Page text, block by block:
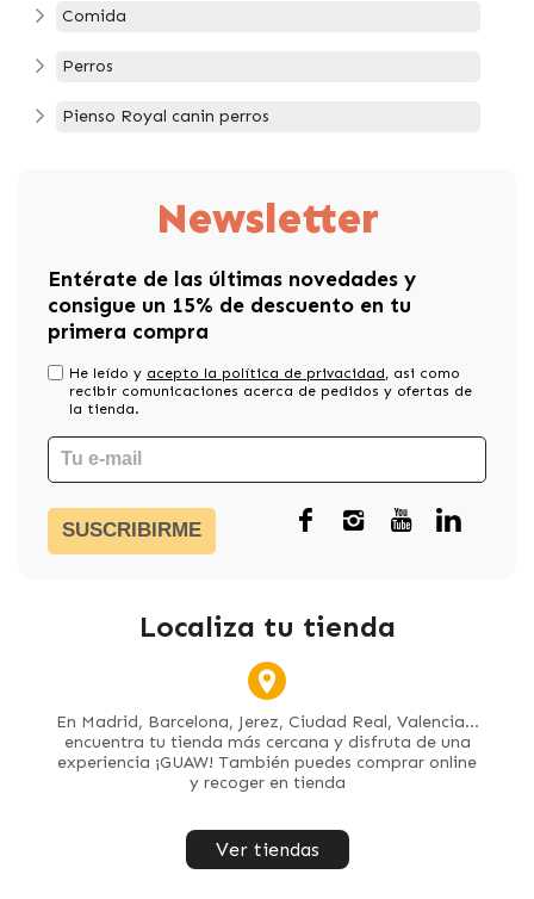
Comida
Perros
Pienso Royal canin perros
Newsletter
Entérate de las últimas novedades y
consigue un 15% de descuento en tu
primera compra
He leído y acepto la política de privacidad, asi como
recibir comunicaciones acerca de pedidos y ofertas de
la tienda.
SUSCRIBIRME
Localiza tu tienda
En Madrid, Barcelona, Jerez, Ciudad Real, Valencia...
encuentra tu tienda más cercana y disfruta de una
experiencia ¡GUAW! También puedes comprar online
y recoger en tienda
Ver tiendas